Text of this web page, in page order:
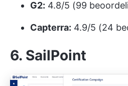
G2: 4.8/5 (99
Capterra: 4.9/5 (24
6. SailPoint